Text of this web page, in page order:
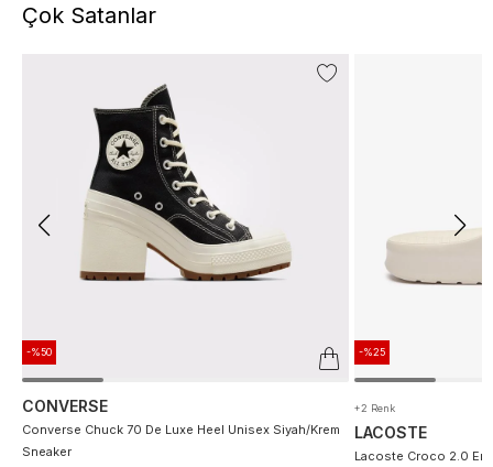
Çok Satanlar
-%50
CONVERSE
Converse Chuck 70 De Luxe Heel Unisex Siyah/Krem
Sneaker
-%25
+2 Renk
LACOSTE
Lacoste Croco 2.0